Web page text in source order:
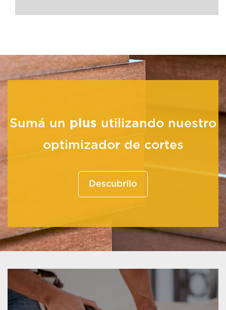
Cubetas
Sumá un plus utilizando nuestro
optimizador de cortes
Descubrilo